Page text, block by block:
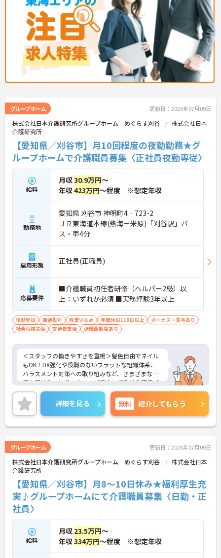
グループホーム 更新日：2026年07月09日
株式会社日本介護研究所グループホーム めぐらす刈谷
株式会社日本
介護研究所
【愛知県／刈谷市】月10回程度の夜勤勤務★グ
ループホームで介護職員募集〈正社員夜勤専従〉
給料
月収30.9万円～
年収423万円～程度 ※想定年収
勤務地
愛知県 刈谷市 神明町4‐723-2
ＪＲ東海道本線(熱海－米原)「刈谷駅」バ
ス・車4分
雇用形態 正社員(正職員)
応募要件
■介護職員初任者研修（ヘルパー2級）以
上：いずれか必須 ■実務経験3年以上
夜勤専従 車通勤可 残業少なめ 年間休日110日以上
ボーナス・賞与あり
社会保険完備
交通費支給 退職金制度あり
＜スタッフの働きやすさを重視＞髪色自由でネイル
もOK！DX強化や役職のないフラットな組織体系、
ハラスメント対策への取り組みなど、さまざまな制
度を設けることでスタッフが安心して働ける環境づ
くりに取り組まれています。
＜ライフスタイルに合わせた勤務形態＞夜勤ありの
シフト常勤、日勤専従、夜勤専従といったさまざま
な働き方が設定されている法人です。
＜チームで連携しながらのお仕事＞一人ひとりが主
野は互いで補い合うなど、チームとしてしっかりと
連携を取りながら日々の業務に努められています。
ご興味のある方には、面接対策ポイント等、さらに
詳細をお話ししますのでお気軽にご相談ください！
詳細を見る 無料 紹介してもらう
グループホーム 更新日：2026年07月09日
株式会社日本介護研究所グループホーム めぐらす刈谷
株式会社日本
介護研究所
【愛知県／刈谷市】月8～10日休み★福利厚生充
実♪グループホームにて介護職員募集〈日勤・正
社員〉
給料
月収 23.5万円～
年収334万円～程度 ※想定年収